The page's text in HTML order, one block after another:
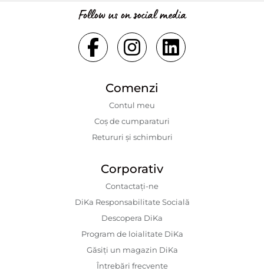
Follow us on social media
Comenzi
Contul meu
Coș de cumparaturi
Retururi și schimburi
Corporativ
Contactaţi-ne
DiKa Responsabilitate Socială
Descopera DiKa
Program de loialitate DiKa
Găsiți un magazin DiKa
Întrebări frecvente